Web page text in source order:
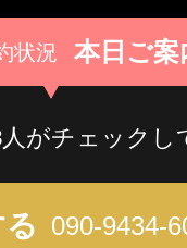
ション(個室)
岩手
状況 本日ご案
人がチェックし
090-9434-